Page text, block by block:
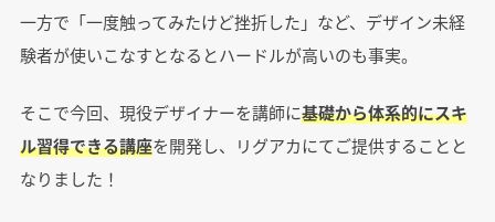
一方で「一度触ってみたけど挫折した」など、デザイン未経
験者が使いこなすとなるとハードルが高いのも事実。
そこで今回、現役デザイナーを講師に基礎から体系的にスキ
ル習得できる講座を開発し、リグアカにてご提供することと
なりました！